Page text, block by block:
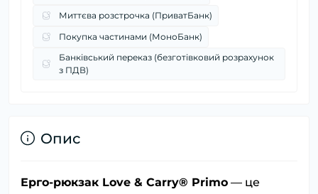
Миттєва розстрочка (ПриватБанк)
Покупка частинами (МоноБанк)
Банківський переказ (безготівковий розрахунок
з ПДВ)
Опис
Ерго-рюкзак Love & Carry® Primo — це